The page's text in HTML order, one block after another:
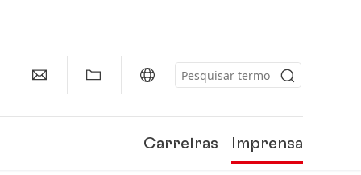
Carreiras Imprensa